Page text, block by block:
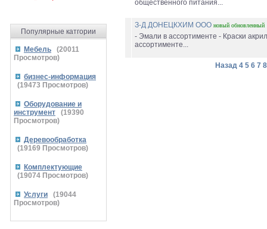
Популярные катгории
Мебель (20011
Просмотров)
бизнес-информация
(19473 Просмотров)
Оборудование и
инструмент
(19390
Просмотров)
Деревообработка
(19169 Просмотров)
Комплектующие
(19074 Просмотров)
Услуги (19044
Просмотров)
общественного питания...
З-Д ДОНЕЦКХИМ ООО новый обновленный
- Эмали в ассортименте - Краски
ассортименте...
Назад 4 5 6 7 8